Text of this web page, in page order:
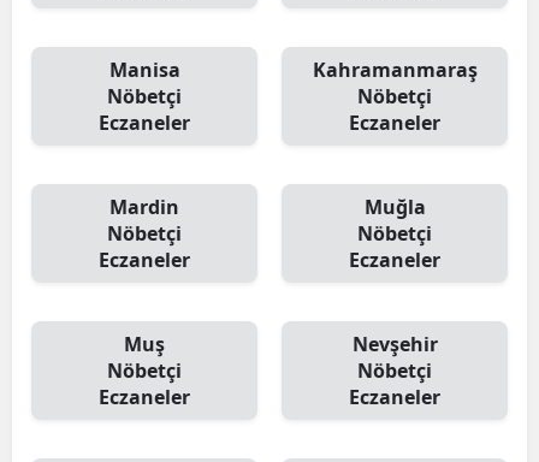
Manisa
Nöbetçi
Eczaneler
Kahramanmaraş
Nöbetçi
Eczaneler
Mardin
Nöbetçi
Eczaneler
Muğla
Nöbetçi
Eczaneler
Muş
Nöbetçi
Eczaneler
Nevşehir
Nöbetçi
Eczaneler